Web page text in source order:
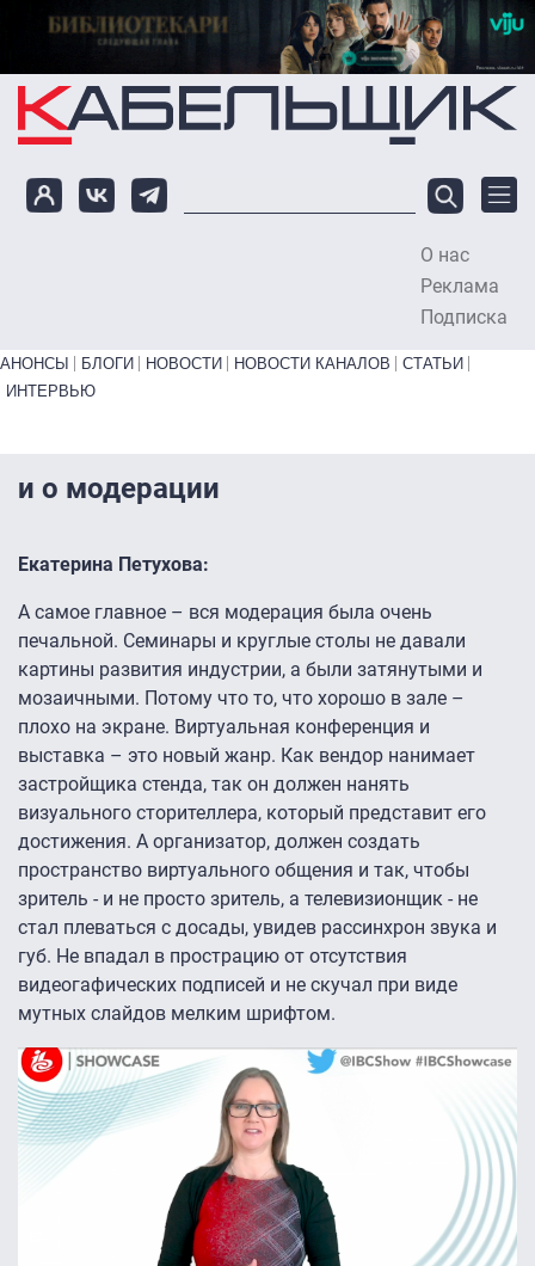
Перейти к основному содержанию
О нас
Реклама
Подписка
Primary links bottom
АНОНСЫ БЛОГИ НОВОСТИ НОВОСТИ КАНАЛОВ
СТАТЬИ
ИНТЕРВЬЮ
и о модерации
Екатерина Петухова:
А самое главное – вся модерация была очень
печальной. Семинары и круглые столы не давали
картины развития индустрии, а были затянутыми и
мозаичными. Потому что то, что хорошо в зале –
плохо на экране. Виртуальная конференция и
выставка – это новый жанр. Как вендор нанимает
застройщика стенда, так он должен нанять
визуального сторителлера, который представит его
достижения. А организатор, должен создать
пространство виртуального общения и так, чтобы
зритель - и не просто зритель, а телевизионщик - не
стал плеваться с досады, увидев рассинхрон звука и
губ. Не впадал в прострацию от отсутствия
видеогафических подписей и не скучал при виде
мутных слайдов мелким шрифтом.